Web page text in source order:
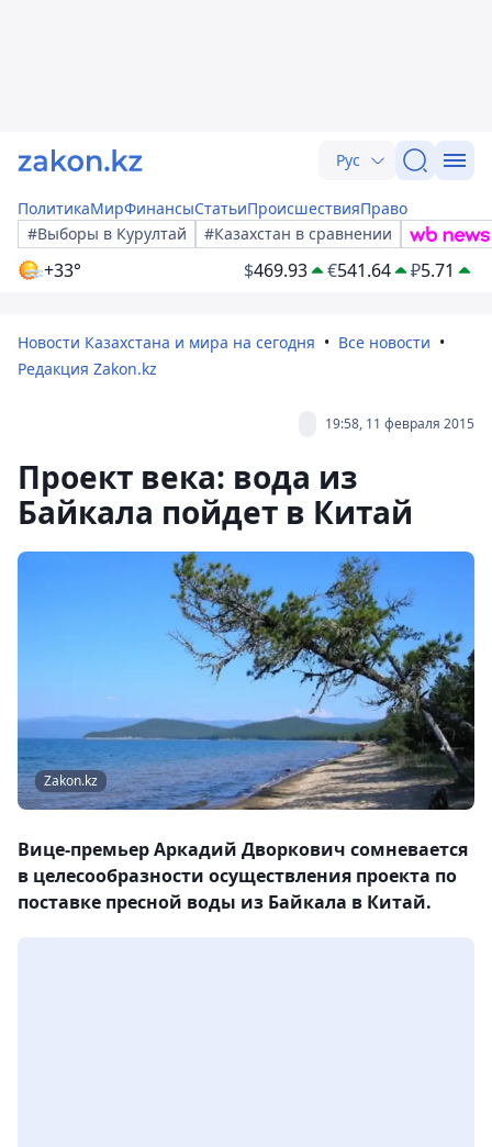
Рус
ПолитикаМирФинансыСтатьиПроисшествияПраво
#Выборы в Курултай
#Казахстан в сравнении
+33° $469.93 €541.64 ₽5.71
Новости Казахстана и мира на сегодня
Все новости
Редакция Zakon.kz
19:58, 11 февраля 2015
Проект века: вода из
Байкала пойдет в Китай
Zakon.kz
Вице-премьер Аркадий Дворкович сомневается
в целесообразности осуществления проекта по
поставке пресной воды из Байкала в Китай.